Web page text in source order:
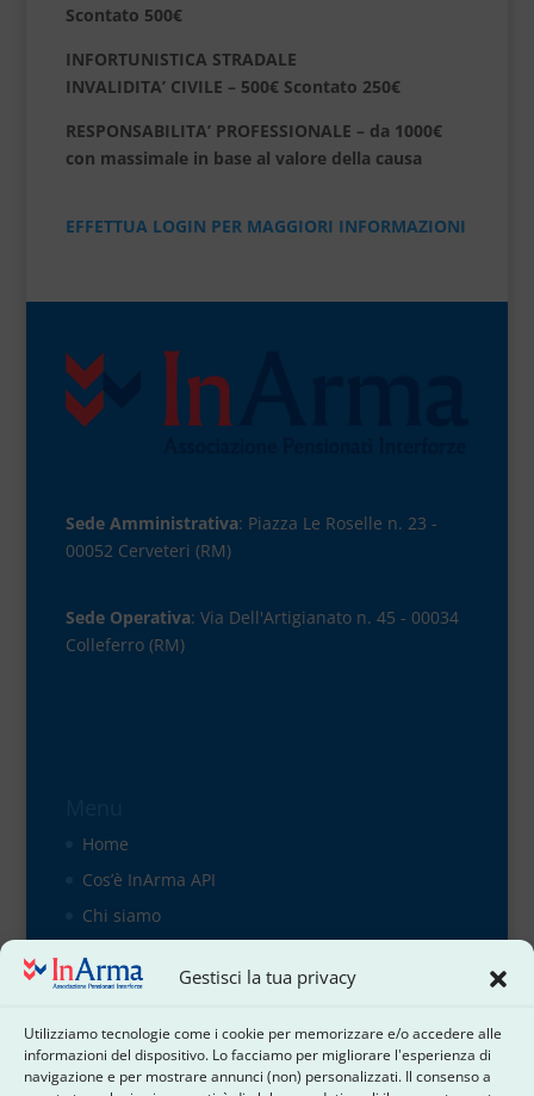
Gestisci la tua privacy
Utilizziamo tecnologie come i cookie per memorizzare e/o accedere alle
informazioni del dispositivo. Lo facciamo per migliorare l'esperienza di
navigazione e per mostrare annunci (non) personalizzati. Il consenso a
Scontato 500€
INFORTUNISTICA STRADALE
INVALIDITA’ CIVILE – 500€ Scontato 250€
RESPONSABILITA’ PROFESSIONALE – da 1000€
con massimale in base al valore della causa
EFFETTUA LOGIN PER MAGGIORI INFORMAZIONI
Sede Amministrativa: Piazza Le Roselle n. 23 -
00052 Cerveteri (RM)
Sede Operativa: Via Dell'Artigianato n. 45 - 00034
Colleferro (RM)
Home
Cos’è InArma API
Chi siamo
il direttivo
Contattaci
Cookie Policy